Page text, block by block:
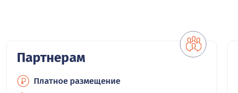
Партнерам
Платное размещение